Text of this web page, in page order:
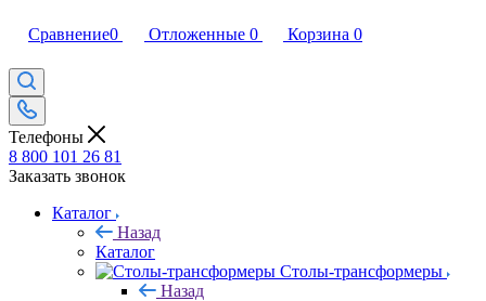
Сравнение0 Отложенные 0 Корзина 0
Телефоны
8 800 101 26 81
Заказать звонок
Каталог
Назад
Каталог
Столы-трансформеры
Назад